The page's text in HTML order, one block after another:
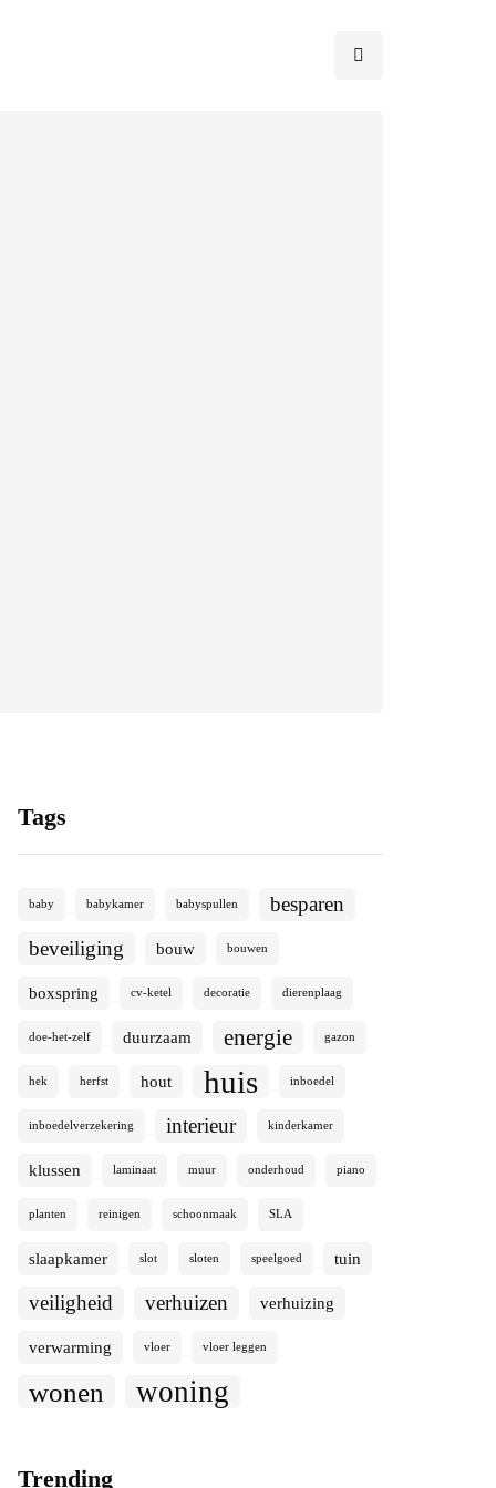
Tags
baby babykamer babyspullen
besparen
beveiliging
bouw bouwen
boxspring cv-ketel decoratie dierenplaag
doe-het-zelf duurzaam energie gazon
hek herfst hout huis inboedel
inboedelverzekering interieur kinderkamer
klussen laminaat muur onderhoud piano
planten reinigen schoonmaak SLA
slaapkamer slot sloten speelgoed tuin
veiligheid verhuizen verhuizing
verwarming vloer vloer leggen
wonen woning
Trending